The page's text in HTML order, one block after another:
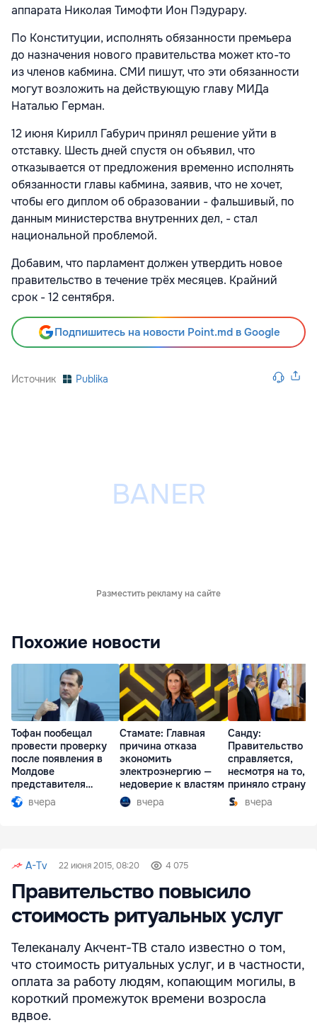
аппарата Николая Тимофти Ион Пэдурару.
По Конституции, исполнять обязанности премьера
до назначения нового правительства может кто-то
из членов кабмина. СМИ пишут, что эти обязанности
могут возложить на действующую главу МИДа
Наталью Герман.
12 июня Кирилл Габурич принял решение уйти в
отставку. Шесть дней спустя он объявил, что
отказывается от предложения временно исполнять
обязанности главы кабмина, заявив, что не хочет,
чтобы его диплом об образовании - фальшивый, по
данным министерства внутренних дел, - стал
национальной проблемой.
Добавим, что парламент должен утвердить новое
правительство в течение трёх месяцев. Крайний
срок - 12 сентября.
Подпишитесь на новости Point.md в Google
Источник Publika
Разместить рекламу на сайте
Похожие новости
Тофан пообещал
провести проверку
после появления в
Молдове
представителя
Южной Осетии
вчера
Стамате: Главная
причина отказа
экономить
электроэнергию —
недоверие к властям
вчера
Санду:
Правительство
справляется,
несмотря на то,
приняло страну в
разгар кризиса
вчера
A-Tv 22 июня 2015, 08:20 4 075
Правительство повысило
стоимость ритуальных услуг
Телеканалу Акчент-ТВ стало известно о том,
что стоимость ритуальных услуг, и в частности,
оплата за работу людям, копающим могилы, в
короткий промежуток времени возросла
вдвое.